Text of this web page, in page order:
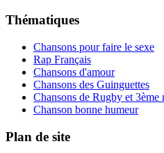
Thématiques
Chansons pour faire le sexe
Rap Français
Chansons d'amour
Chansons des Guinguettes
Chansons de Rugby et 3ème
Chanson bonne humeur
Plan de site